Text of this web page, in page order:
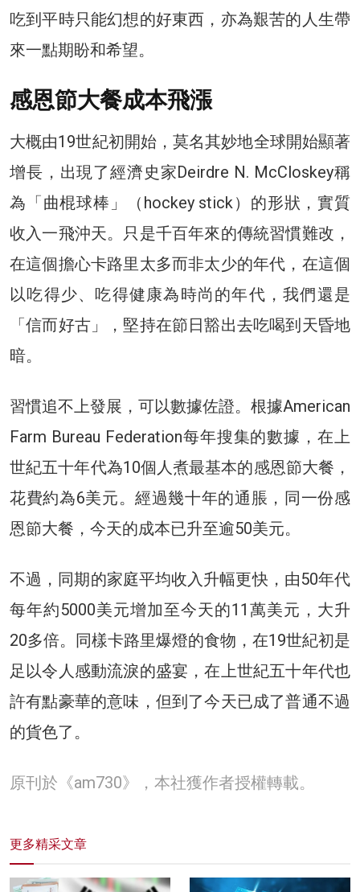
吃到平時只能幻想的好東西，亦為艱苦的人生帶
來一點期盼和希望。
感恩節大餐成本飛漲
大概由19世紀初開始，莫名其妙地全球開始顯著
增長，出現了經濟史家Deirdre N. McCloskey稱
為「曲棍球棒」（hockey stick）的形狀，實質
收入一飛沖天。只是千百年來的傳統習慣難改，
在這個擔心卡路里太多而非太少的年代，在這個
以吃得少、吃得健康為時尚的年代，我們還是
「信而好古」，堅持在節日豁出去吃喝到天昏地
暗。
習慣追不上發展，可以數據佐證。根據American
Farm Bureau Federation每年搜集的數據，在上
世紀五十年代為10個人煮最基本的感恩節大餐，
花費約為6美元。經過幾十年的通脹，同一份感
恩節大餐，今天的成本已升至逾50美元。
不過，同期的家庭平均收入升幅更快，由50年代
每年約5000美元增加至今天的11萬美元，大升
20多倍。同樣卡路里爆燈的食物，在19世紀初是
足以令人感動流淚的盛宴，在上世紀五十年代也
許有點豪華的意味，但到了今天已成了普通不過
的貨色了。
原刊於《am730》，本社獲作者授權轉載。
更多精采文章